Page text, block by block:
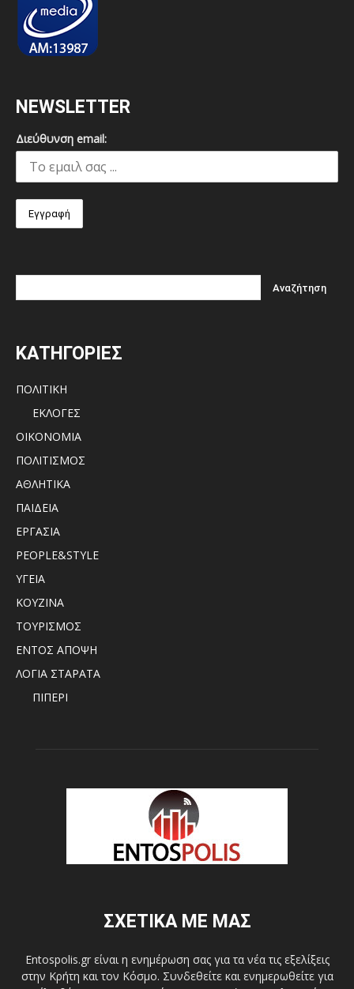
NEWSLETTER
Διεύθυνση email:
ΚΑΤΗΓΟΡΙΕΣ
ΠΟΛΙΤΙΚΗ
ΕΚΛΟΓΕΣ
ΟΙΚΟΝΟΜΙΑ
ΠΟΛΙΤΙΣΜΟΣ
ΑΘΛΗΤΙΚΑ
ΠΑΙΔΕΙΑ
ΕΡΓΑΣΙΑ
PEOPLE&STYLE
ΥΓΕΙΑ
ΚΟΥΖΙΝΑ
ΤΟΥΡΙΣΜΟΣ
ΕΝΤΟΣ ΑΠΟΨΗ
ΛΟΓΙΑ ΣΤΑΡΑΤΑ
ΠΙΠΕΡΙ
ΣΧΕΤΙΚΑ ΜΕ ΜΑΣ
Entospolis.gr είναι η ενημέρωση σας για τα νέα τις εξελίξεις
στην Κρήτη και τον Κόσμο. Συνδεθείτε και ενημερωθείτε για